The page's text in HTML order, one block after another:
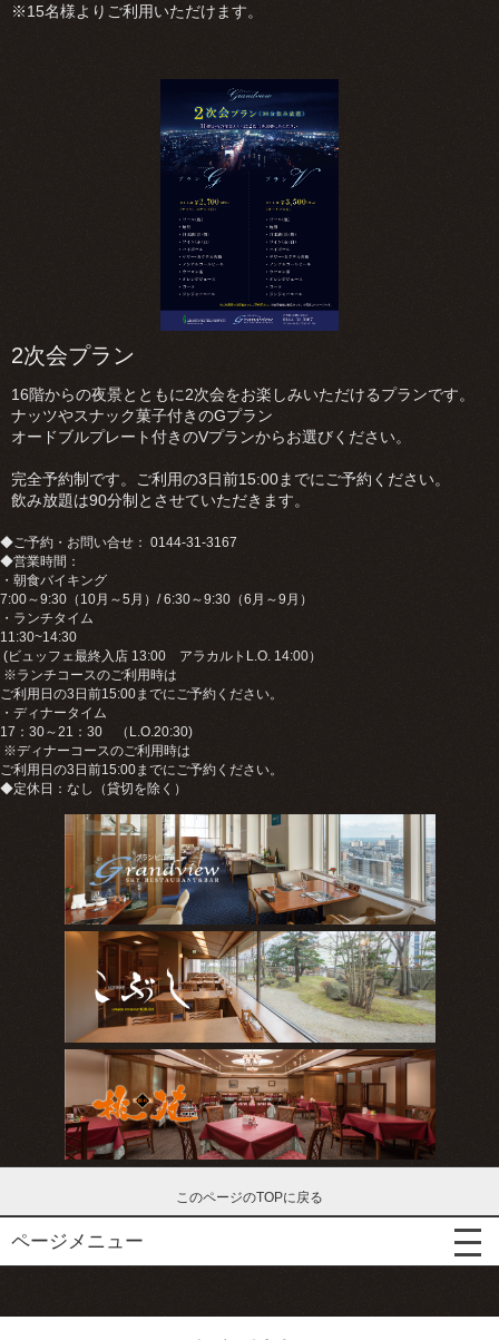
※15名様よりご利用いただけます。
2次会プラン
16階からの夜景とともに2次会をお楽しみいただけるプランです。
ナッツやスナック菓子付きのGプラン
オードブルプレート付きのVプランからお選びください。
完全予約制です。ご利用の3日前15:00までにご予約ください。
飲み放題は90分制とさせていただきます。
◆ご予約・お問い合せ： 0144-31-3167
◆営業時間：
・朝食バイキング
7:00～9:30（10月～5月）/ 6:30～9:30（6月～9月）
・ランチタイム
11:30~14:30
(ビュッフェ最終入店 13:00 アラカルトL.O. 14:00）
※ランチコースのご利用時は
ご利用日の3日前15:00までにご予約ください。
・ディナータイム
17：30～21：30 （L.O.20:30)
※ディナーコースのご利用時は
ご利用日の3日前15:00までにご予約ください。
◆定休日：なし（貸切を除く）
このページのTOPに戻る
ページメニュー